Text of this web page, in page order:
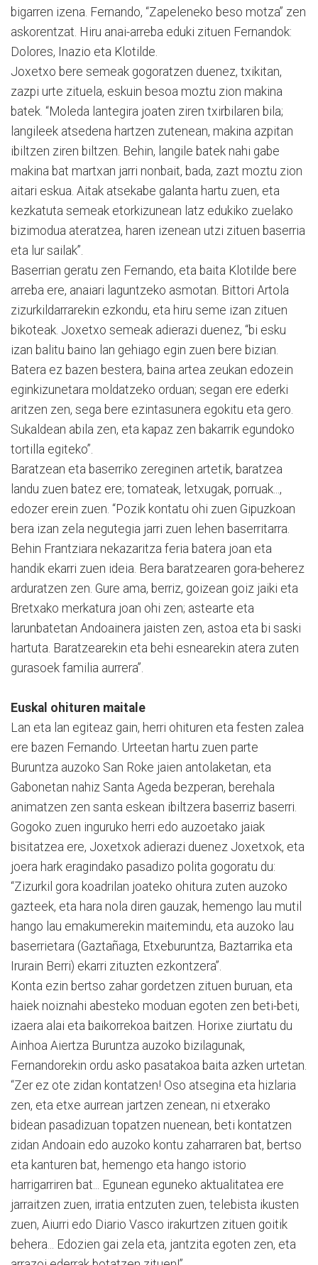
bigarren izena. Fernando, “Zapeleneko beso motza” zen
askorentzat. Hiru anai-arreba eduki zituen Fernandok:
Dolores, Inazio eta Klotilde.
Joxetxo bere semeak gogoratzen duenez, txikitan,
zazpi urte zituela, eskuin besoa moztu zion makina
batek. “Moleda lantegira joaten ziren txirbilaren bila;
langileek atsedena hartzen zutenean, makina azpitan
ibiltzen ziren biltzen. Behin, langile batek nahi gabe
makina bat martxan jarri nonbait, bada, zazt moztu zion
aitari eskua. Aitak atsekabe galanta hartu zuen, eta
kezkatuta semeak etorkizunean latz edukiko zuelako
bizimodua ateratzea, haren izenean utzi zituen baserria
eta lur sailak”.
Baserrian geratu zen Fernando, eta baita Klotilde bere
arreba ere, anaiari laguntzeko asmotan. Bittori Artola
zizurkildarrarekin ezkondu, eta hiru seme izan zituen
bikoteak. Joxetxo semeak adierazi duenez, “bi esku
izan balitu baino lan gehiago egin zuen bere bizian.
Batera ez bazen bestera, baina artea zeukan edozein
eginkizunetara moldatzeko orduan; segan ere ederki
aritzen zen, sega bere ezintasunera egokitu eta gero.
Sukaldean abila zen, eta kapaz zen bakarrik egundoko
tortilla egiteko”.
Baratzean eta baserriko zereginen artetik, baratzea
landu zuen batez ere; tomateak, letxugak, porruak...,
edozer erein zuen. “Pozik kontatu ohi zuen Gipuzkoan
bera izan zela negutegia jarri zuen lehen baserritarra.
Behin Frantziara nekazaritza feria batera joan eta
handik ekarri zuen ideia. Bera baratzearen gora-beherez
arduratzen zen. Gure ama, berriz, goizean goiz jaiki eta
Bretxako merkatura joan ohi zen; astearte eta
larunbatetan Andoainera jaisten zen, astoa eta bi saski
hartuta. Baratzearekin eta behi esnearekin atera zuten
gurasoek familia aurrera”.
Euskal ohituren maitale
Lan eta lan egiteaz gain, herri ohituren eta festen zalea
ere bazen Fernando. Urteetan hartu zuen parte
Buruntza auzoko San Roke jaien antolaketan, eta
Gabonetan nahiz Santa Ageda bezperan, berehala
animatzen zen santa eskean ibiltzera baserriz baserri.
Gogoko zuen inguruko herri edo auzoetako jaiak
bisitatzea ere, Joxetxok adierazi duenez Joxetxok, eta
joera hark eragindako pasadizo polita gogoratu du:
“Zizurkil gora koadrilan joateko ohitura zuten auzoko
gazteek, eta hara nola diren gauzak, hemengo lau mutil
hango lau emakumerekin maitemindu, eta auzoko lau
baserrietara (Gaztañaga, Etxeburuntza, Baztarrika eta
Irurain Berri) ekarri zituzten ezkontzera”.
Konta ezin bertso zahar gordetzen zituen buruan, eta
haiek noiznahi abesteko moduan egoten zen beti-beti,
izaera alai eta baikorrekoa baitzen. Horixe ziurtatu du
Ainhoa Aiertza Buruntza auzoko bizilagunak,
Fernandorekin ordu asko pasatakoa baita azken urtetan.
“Zer ez ote zidan kontatzen! Oso atsegina eta hizlaria
zen, eta etxe aurrean jartzen zenean, ni etxerako
bidean pasadizuan topatzen nuenean, beti kontatzen
zidan Andoain edo auzoko kontu zaharraren bat, bertso
eta kanturen bat, hemengo eta hango istorio
harrigarriren bat... Egunean eguneko aktualitatea ere
jarraitzen zuen, irratia entzuten zuen, telebista ikusten
zuen, Aiurri edo Diario Vasco irakurtzen zituen goitik
behera... Edozien gai zela eta, jantzita egoten zen, eta